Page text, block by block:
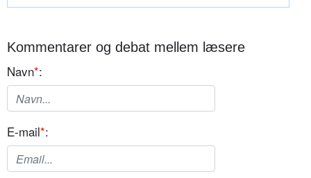
Kommentarer og debat mellem læsere
Navn*:
E-mail*: